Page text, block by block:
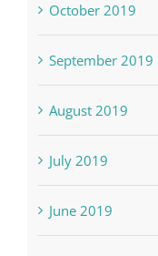
October 2019
September 2019
August 2019
July 2019
June 2019